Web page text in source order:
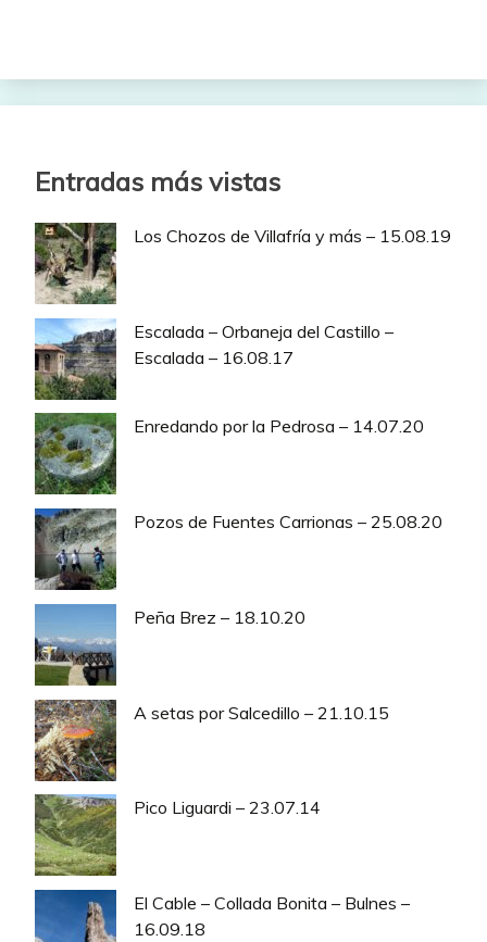
Entradas más vistas
Los Chozos de Villafría y más – 15.08.19
Escalada – Orbaneja del Castillo –
Escalada – 16.08.17
Enredando por la Pedrosa – 14.07.20
Pozos de Fuentes Carrionas – 25.08.20
Peña Brez – 18.10.20
A setas por Salcedillo – 21.10.15
Pico Liguardi – 23.07.14
El Cable – Collada Bonita – Bulnes –
16.09.18